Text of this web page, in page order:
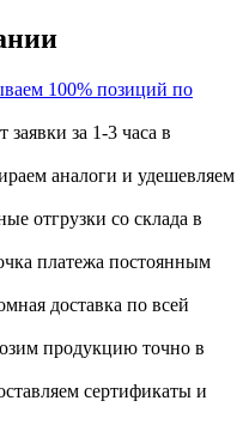
100% позиций по
заявки за 1-3 часа в
аналоги и удешевляем
отгрузки со склада в
платежа постоянным
доставка по всей
продукцию точно в
сертификаты и